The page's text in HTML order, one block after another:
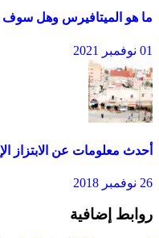
ما هو الميتافيرس وهل سوف
01 نوفمبر 2021
أحدث معلومات عن الابتزاز
26 نوفمبر 2018
روابط إضافية